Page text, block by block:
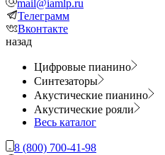
mail@iamlp.ru
Телеграмм
Вконтакте
назад
Цифровые пианино
Синтезаторы
Акустические пианино
Акустические рояли
Весь каталог
8 (800) 700-41-98